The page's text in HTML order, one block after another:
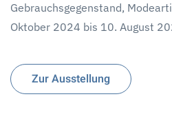
Gebrauchsgegenstand,
Oktober 2024 bis 10. August
Zur Ausstellung